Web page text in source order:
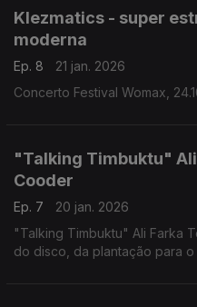
Klezmatics - super
moderna
Ep. 8
21 jan. 2026
Concerto Festival Womax,
"Talking Timbuktu"
Cooder
Ep. 7
20 jan. 2026
"Talking Timbuktu" Ali Farka
do disco, da plantação para